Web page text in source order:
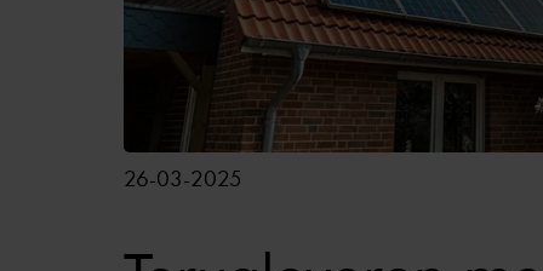
26-03-2025